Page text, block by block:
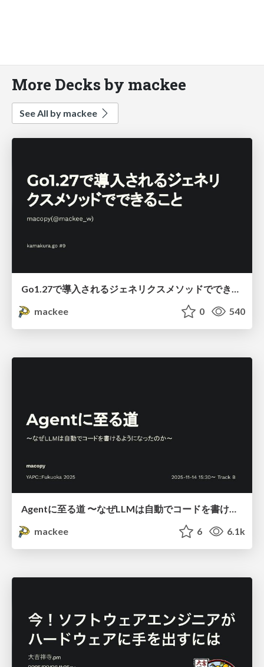
More Decks by mackee
See All by mackee
Go1.27で導入されるジェネリクスメソッドでできること
mackee
0 540
mackee
6 6.1k